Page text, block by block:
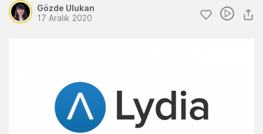
Gözde Ulukan
17 Aralık 2020